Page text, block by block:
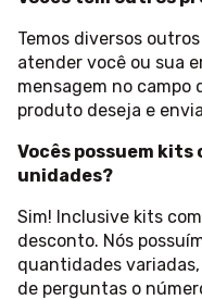
Temos diversos
atender você ou sua
mensagem no
produto deseja e
Vocês possuem kits
unidades?
Sim! Inclusive kits
desconto. Nós
quantidades
de perguntas o